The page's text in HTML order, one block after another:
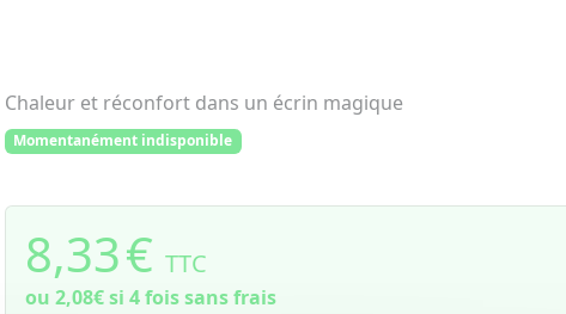
Chaleur et réconfort dans un écrin magique
Momentanément indisponible
8,33€ TTC
ou 2,08€si 4 fois sans frais